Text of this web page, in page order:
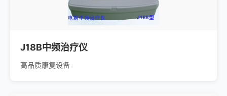
J18B中频治疗仪
高品质康复设备